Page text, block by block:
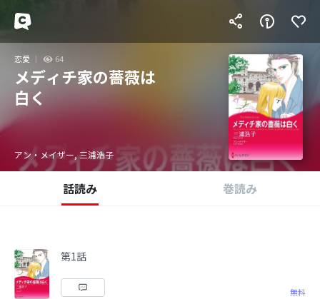
恋愛 64
メディチ家の薔薇は
白く
アン・メイザー, 三浦浩子
話読み 巻読み
第1話
無料